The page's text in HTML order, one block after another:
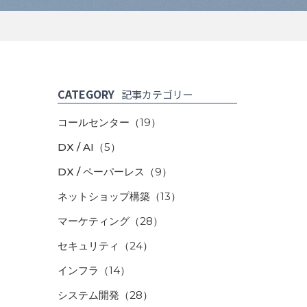
CATEGORY 記事カテゴリー
コールセンター （19）
DX / AI （5）
DX / ペーパーレス （9）
ネットショップ構築（13）
マーケティング（28）
セキュリティ
（24）
インフラ （14）
システム開発 （28）